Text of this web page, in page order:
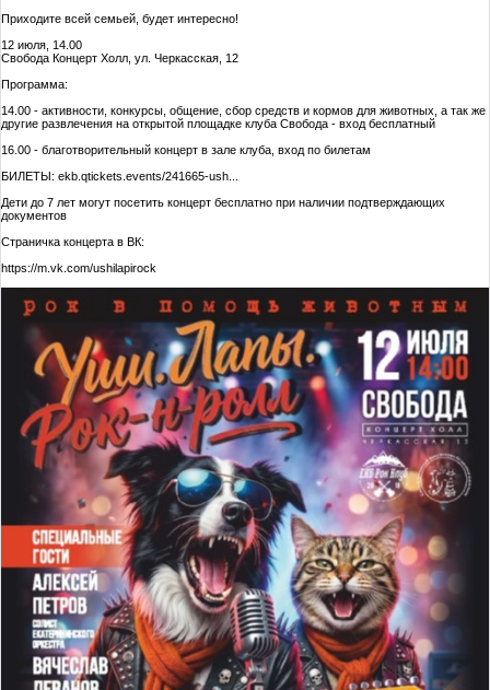
Приходите всей семьей, будет интересно!
12 июля, 14.00
Свобода Концерт Холл, ул. Черкасская, 12
Программа:
14.00 - активности, конкурсы, общение, сбор средств и кормов для животных, а так же
другие развлечения на открытой площадке клуба Свобода - вход бесплатный
16.00 - благотворительный концерт в зале клуба, вход по билетам
БИЛЕТЫ: ekb.qtickets.events/241665-ush...
Дети до 7 лет могут посетить концерт бесплатно при наличии подтверждающих
документов
Страничка концерта в ВК:
https://m.vk.com/ushilapirock